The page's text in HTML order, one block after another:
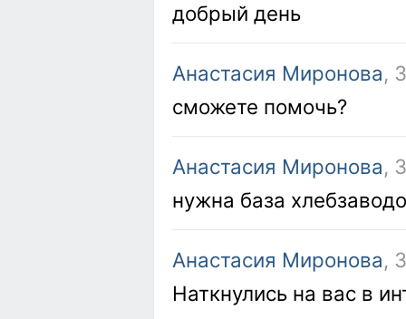
добрый день
Анастасия Миронова,
сможете помочь?
Анастасия Миронова,
нужна база
Анастасия Миронова,
Наткнулись на вас в